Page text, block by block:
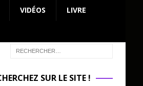
VIDÉOS LIVRE
SUR LE SITE !